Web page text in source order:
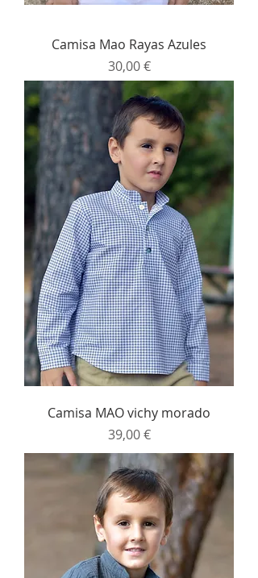
Camisa Mao Rayas Azules
Precio
30,00 €
Camisa MAO vichy morado
Precio
39,00 €